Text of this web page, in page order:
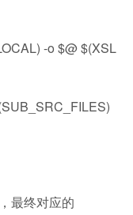
-o $@ $(XSL
最终对应的